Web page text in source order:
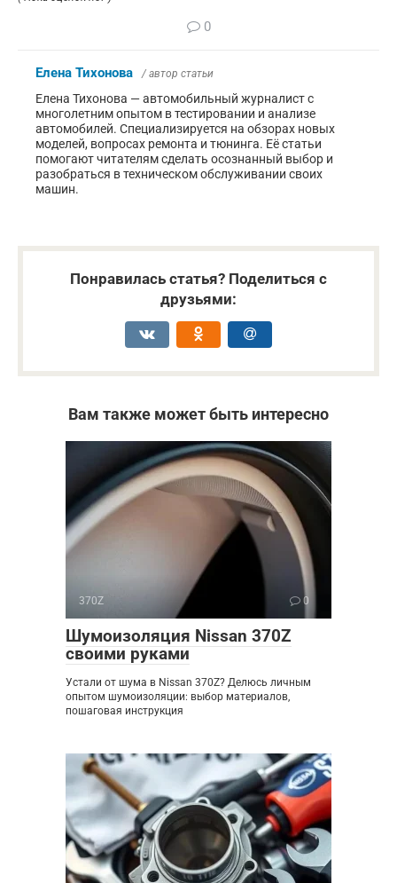
0
Елена Тихонова / автор статьи
Елена Тихонова — автомобильный журналист с
многолетним опытом в тестировании и анализе
автомобилей. Специализируется на обзорах новых
моделей, вопросах ремонта и тюнинга. Её статьи
помогают читателям сделать осознанный выбор и
разобраться в техническом обслуживании своих
машин.
Понравилась статья? Поделиться с
друзьями:
Вам также может быть интересно
370Z 0
Шумоизоляция Nissan 370Z
своими руками
Устали от шума в Nissan 370Z? Делюсь личным
опытом шумоизоляции: выбор материалов,
пошаговая инструкция